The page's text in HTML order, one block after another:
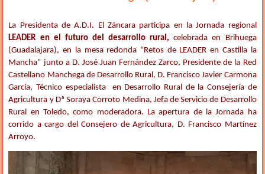
La Presidenta de A.D.I. El Záncara participa en la Jornada regional
LEADER en el futuro del desarrollo rural,celebrada en Brihuega
(Guadalajara), en la mesa redonda “Retos de LEADER en Castilla la
Mancha” junto a D. José Juan Fernández Zarco, Presidente de la Red
Castellano Manchega de Desarrollo Rural, D. Francisco Javier Carmona
García, Técnico especialista en Desarrollo Rural de la Consejería de
Agricultura y Dª Soraya Corroto Medina, Jefa de Servicio de Desarrollo
Rural en Toledo, como moderadora. La apertura de la Jornada ha
corrido a cargo del Consejero de Agricultura, D. Francisco Martínez
Arroyo.